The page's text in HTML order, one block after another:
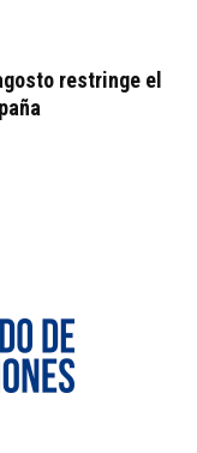
restringe el